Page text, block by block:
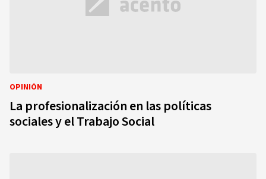
OPINIÓN
La profesionalización en las políticas
sociales y el Trabajo Social